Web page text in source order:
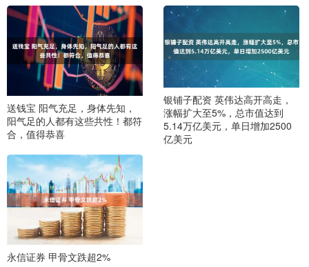
送钱宝 阳气充足，身体先知，
阳气足的人都有这些共性！都符
合，值得恭喜
银铺子配资 英伟达高开高走，
涨幅扩大至5%，总市值达到
5.14万亿美元，单日增加2500
亿美元
永信证券 甲骨文跌超2%